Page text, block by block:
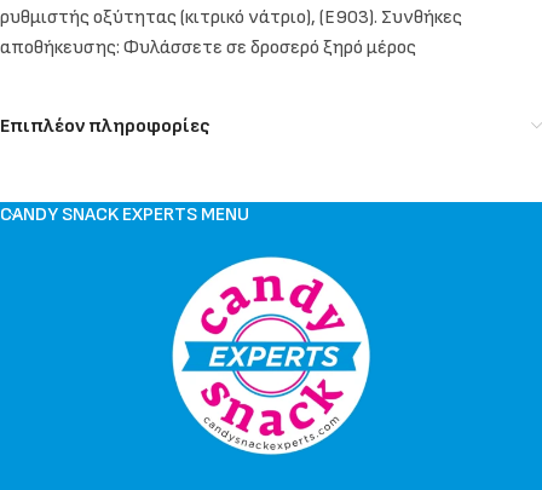
ρυθμιστής οξύτητας (κιτρικό νάτριο), (Ε903). Συνθήκες
αποθήκευσης: Φυλάσσετε σε δροσερό ξηρό μέρος
Επιπλέον πληροφορίες
CANDY SNACK EXPERTS MENU